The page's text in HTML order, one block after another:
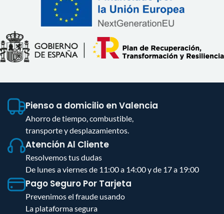
Pienso a domicilio en Valencia
Ahorro de tiempo, combustible,
transporte y desplazamientos.
Atención Al Cliente
Resolvemos tus dudas
De lunes a viernes de 11:00 a 14:00 y de 17 a 19:00
Pago Seguro Por Tarjeta
Prevenimos el fraude usando
La plataforma segura